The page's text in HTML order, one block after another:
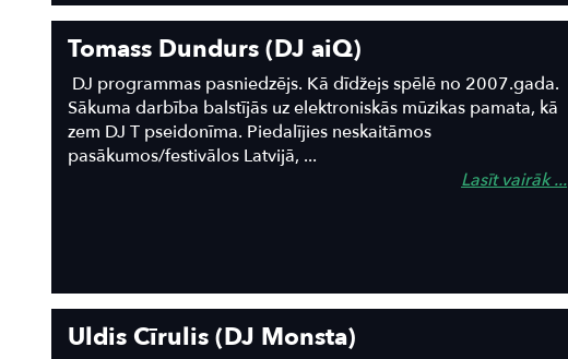
Tomass Dundurs (DJ aiQ)
DJ programmas pasniedzējs. Kā dīdžejs spēlē no 2007.gada.
Sākuma darbība balstījās uz elektroniskās mūzikas pamata, kā
zem DJ T pseidonīma. Piedalījies neskaitāmos
pasākumos/festivālos Latvijā, ...
Lasīt vairāk ...
Uldis Cīrulis (DJ Monsta)